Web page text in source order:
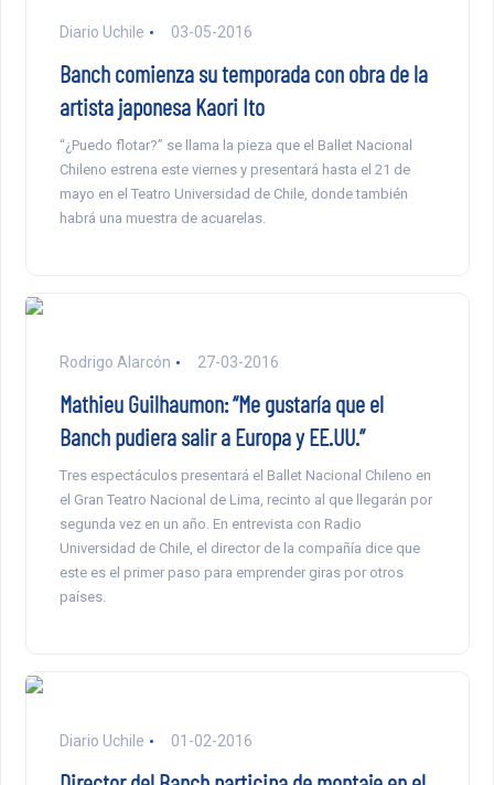
Diario Uchile 03-05-2016
Banch comienza su temporada con obra de la
artista japonesa Kaori Ito
“¿Puedo flotar?” se llama la pieza que el Ballet Nacional
Chileno estrena este viernes y presentará hasta el 21 de
mayo en el Teatro Universidad de Chile, donde también
habrá una muestra de acuarelas.
Rodrigo Alarcón 27-03-2016
Mathieu Guilhaumon: “Me gustaría que el
Banch pudiera salir a Europa y EE.UU.”
Tres espectáculos presentará el Ballet Nacional Chileno en
el Gran Teatro Nacional de Lima, recinto al que llegarán por
segunda vez en un año. En entrevista con Radio
Universidad de Chile, el director de la compañía dice que
este es el primer paso para emprender giras por otros
países.
Diario Uchile 01-02-2016